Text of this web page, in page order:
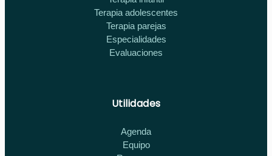
Terapia adolescentes
Terapia parejas
Especialidades
Evaluaciones
Utilidades
Agenda
Equipo